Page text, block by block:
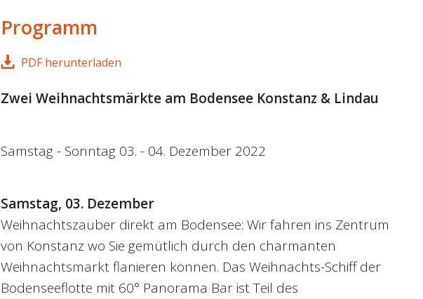
Programm
PDF herunterladen
Zwei Weihnachtsmärkte am Bodensee Konstanz & Lindau
Samstag - Sonntag 03. - 04. Dezember 2022
Samstag, 03. Dezember
Weihnachtszauber direkt am Bodensee: Wir fahren ins Zentrum
von Konstanz wo Sie gemütlich durch den charmanten
Weihnachtsmarkt flanieren können. Das Weihnachts-Schiff der
Bodenseeflotte mit 60° Panorama Bar ist Teil des